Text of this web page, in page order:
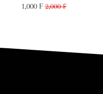
Prix
1,000 F 1,000
Prix
2,000 F2,000